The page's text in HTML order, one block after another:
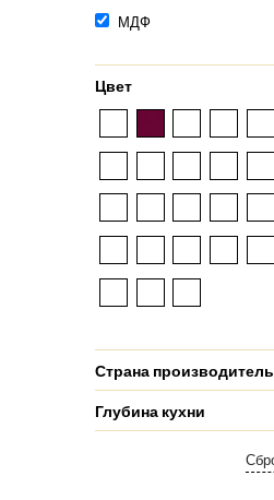
МДФ
Цвет
Страна производитель
Глубина кухни